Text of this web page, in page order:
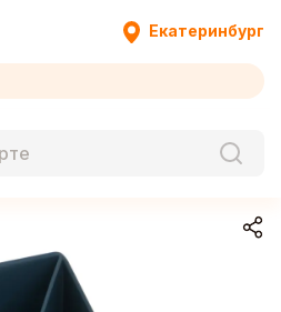
Екатеринбург